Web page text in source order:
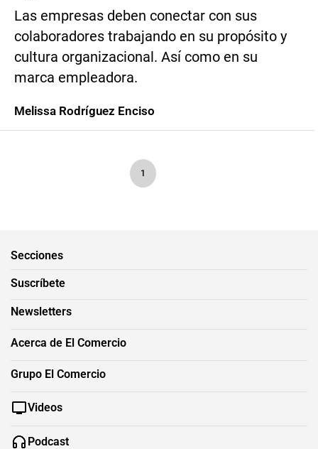
Las empresas deben conectar con sus
colaboradores trabajando en su propósito y
cultura organizacional. Así como en su
marca empleadora.
Melissa Rodríguez Enciso
1
Secciones
Suscríbete
Newsletters
Acerca de El Comercio
Grupo El Comercio
Videos
Podcast